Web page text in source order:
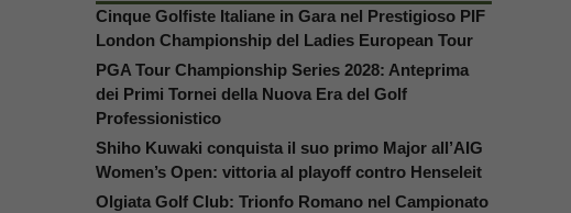
Cinque Golfiste Italiane in Gara nel Prestigioso PIF
London Championship del Ladies European Tour
PGA Tour Championship Series 2028: Anteprima
dei Primi Tornei della Nuova Era del Golf
Professionistico
Shiho Kuwaki conquista il suo primo Major all’AIG
Women’s Open: vittoria al playoff contro Henseleit
Olgiata Golf Club: Trionfo Romano nel Campionato